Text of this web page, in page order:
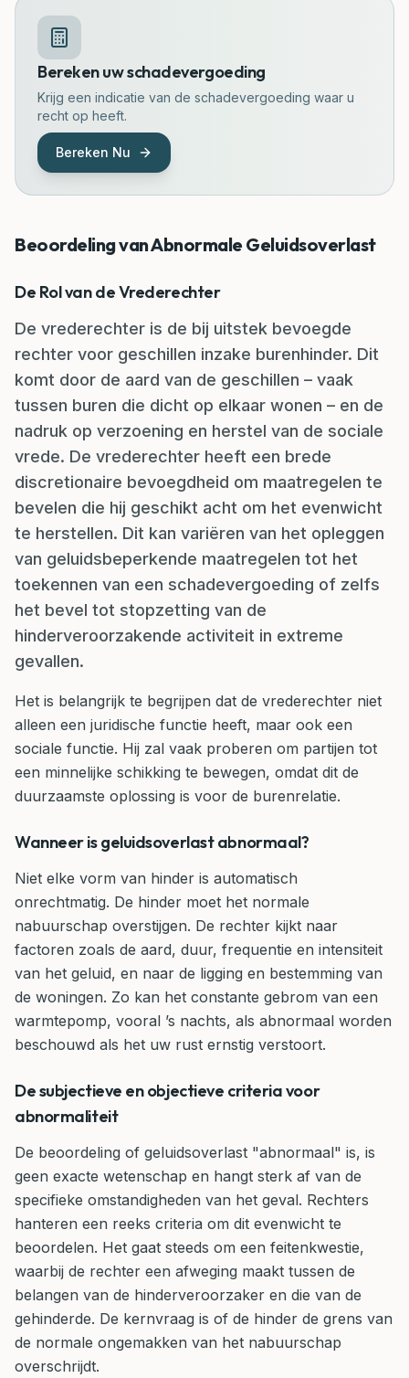
Bereken uw schadevergoeding
Krijg een indicatie van de schadevergoeding waar u
recht op heeft.
Bereken Nu
Beoordeling van Abnormale Geluidsoverlast
De Rol van de Vrederechter
De vrederechter is de bij uitstek bevoegde
rechter voor geschillen inzake burenhinder. Dit
komt door de aard van de geschillen – vaak
tussen buren die dicht op elkaar wonen – en de
nadruk op verzoening en herstel van de sociale
vrede. De vrederechter heeft een brede
discretionaire bevoegdheid om maatregelen te
bevelen die hij geschikt acht om het evenwicht
te herstellen. Dit kan variëren van het opleggen
van geluidsbeperkende maatregelen tot het
toekennen van een schadevergoeding of zelfs
het bevel tot stopzetting van de
hinderveroorzakende activiteit in extreme
gevallen.
Het is belangrijk te begrijpen dat de vrederechter niet
alleen een juridische functie heeft, maar ook een
sociale functie. Hij zal vaak proberen om partijen tot
een minnelijke schikking te bewegen, omdat dit de
duurzaamste oplossing is voor de burenrelatie.
Wanneer is geluidsoverlast abnormaal?
Niet elke vorm van hinder is automatisch
onrechtmatig. De hinder moet het normale
nabuurschap overstijgen. De rechter kijkt naar
factoren zoals de aard, duur, frequentie en intensiteit
van het geluid, en naar de ligging en bestemming van
de woningen. Zo kan het constante gebrom van een
warmtepomp, vooral ’s nachts, als abnormaal worden
beschouwd als het uw rust ernstig verstoort.
De subjectieve en objectieve criteria voor
abnormaliteit
De beoordeling of geluidsoverlast "abnormaal" is, is
geen exacte wetenschap en hangt sterk af van de
specifieke omstandigheden van het geval. Rechters
hanteren een reeks criteria om dit evenwicht te
beoordelen. Het gaat steeds om een feitenkwestie,
waarbij de rechter een afweging maakt tussen de
belangen van de hinderveroorzaker en die van de
gehinderde. De kernvraag is of de hinder de grens van
de normale ongemakken van het nabuurschap
overschrijdt.